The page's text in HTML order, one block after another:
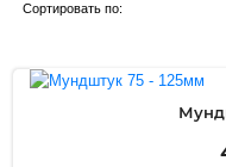
Сортировать по: